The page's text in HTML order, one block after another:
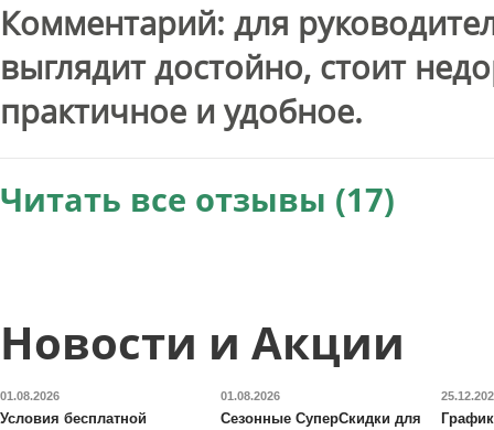
Комментарий: для
выглядит достойно, стоит
практичное и удобное.
Читать все отзывы (17)
Новости и Акции
01.08.2026
Условия бесплатной
01.08.2026
Сезонные СуперСкидки для